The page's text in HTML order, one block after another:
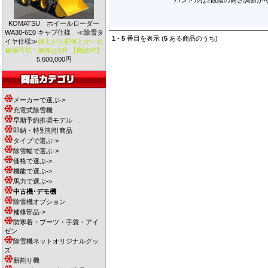
KOMATSU ホイールローダー
WA30-6E0 キャブ仕様 ≪除雪タ
イヤ仕様≫値上がり前何とか一台
確保可能！納車は6月 【商談中】
5,600,000円
メーカーで選ぶ->
充電式除雪機
早期予約推奨モデル
即納・特別割引商品
タイプで選ぶ->
除雪幅で選ぶ->
価格で選ぶ->
機能で選ぶ->
馬力で選ぶ->
中古機･デモ機
除雪機オプション
補修部品->
防寒着・ブーツ・手袋・アイ
ゼン
除雪機ネットオリジナルグッ
ズ
薪割り機
1 - 5 番目を表示 (5 ある商品のうち)